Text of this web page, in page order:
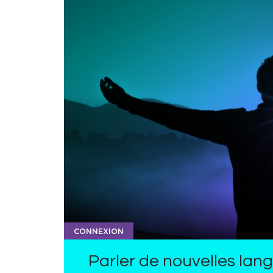
CONNEXION
Parler de nouvelles